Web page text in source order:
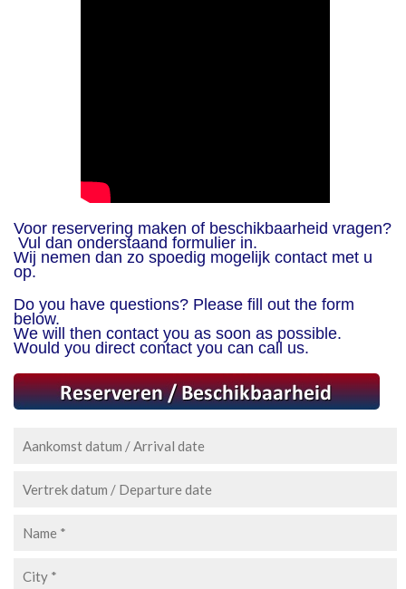
Voor reservering maken of beschikbaarheid vragen?
Vul dan onderstaand formulier in.
Wij nemen dan zo spoedig mogelijk contact met u
op.
Do you have questions? Please fill out the form
below.
We will then contact you as soon as possible.
Would you direct contact you can call us.